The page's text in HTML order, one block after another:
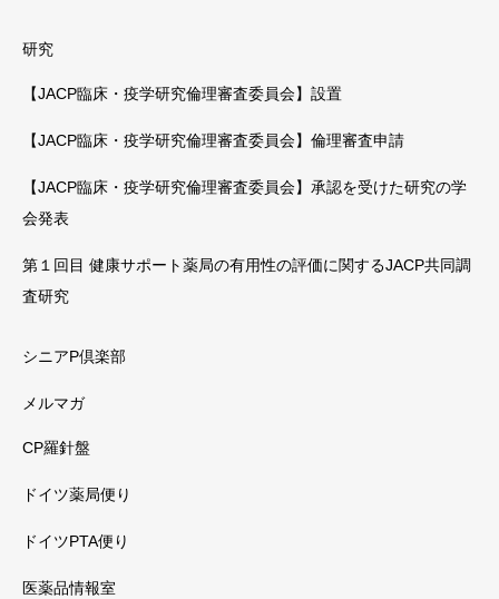
研究
【JACP臨床・疫学研究倫理審査委員会】設置
【JACP臨床・疫学研究倫理審査委員会】倫理審査申請
【JACP臨床・疫学研究倫理審査委員会】承認を受けた研究の学
会発表
第１回目 健康サポート薬局の有用性の評価に関するJACP共同調
査研究
シニアP倶楽部
メルマガ
CP羅針盤
ドイツ薬局便り
ドイツPTA便り
医薬品情報室